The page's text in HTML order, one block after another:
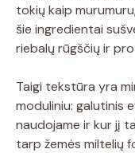
tokių kaip
šie ingredientai
riebalų rūgščių ir
Taigi tekstūra yra
moduliniu: galutinis
naudojame ir kur jį
tarp žemės miltelių